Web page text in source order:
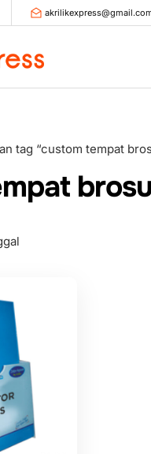
tag “custom tempat